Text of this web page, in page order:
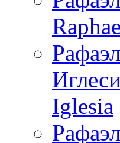
Iglesia